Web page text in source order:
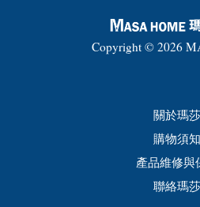
Copyright © 2026
關於瑪莎
購物須知
產品維修與
聯絡瑪莎